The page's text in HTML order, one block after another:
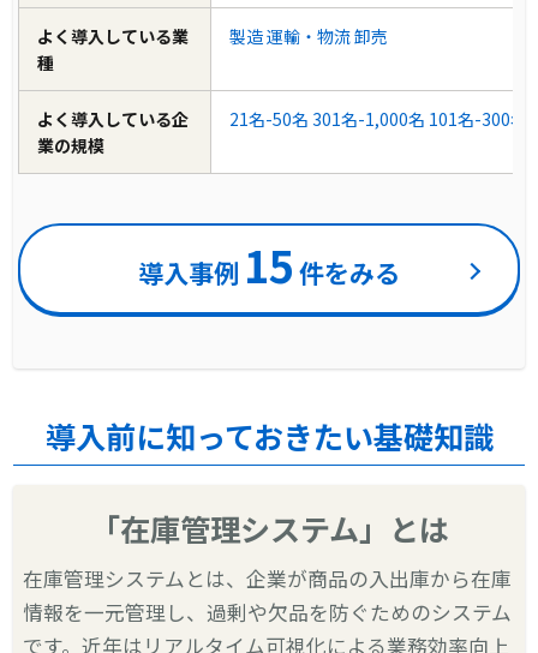
よく導入している業
種
製造運輸・物流卸売
よく導入している企
業の規模
21名-50名 301名-1,000名 101名-300名
導入事例 15 件をみる
導入前に知っておきたい基礎知識
「在庫管理システム」とは
在庫管理システムとは、企業が商品の入出庫から在庫
情報を一元管理し、過剰や欠品を防ぐためのシステム
です。近年はリアルタイム可視化による業務効率向上